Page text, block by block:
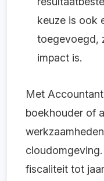
keuze is ook
toegevoegd,
impact is.
Met
boekhouder of
fiscaliteit tot